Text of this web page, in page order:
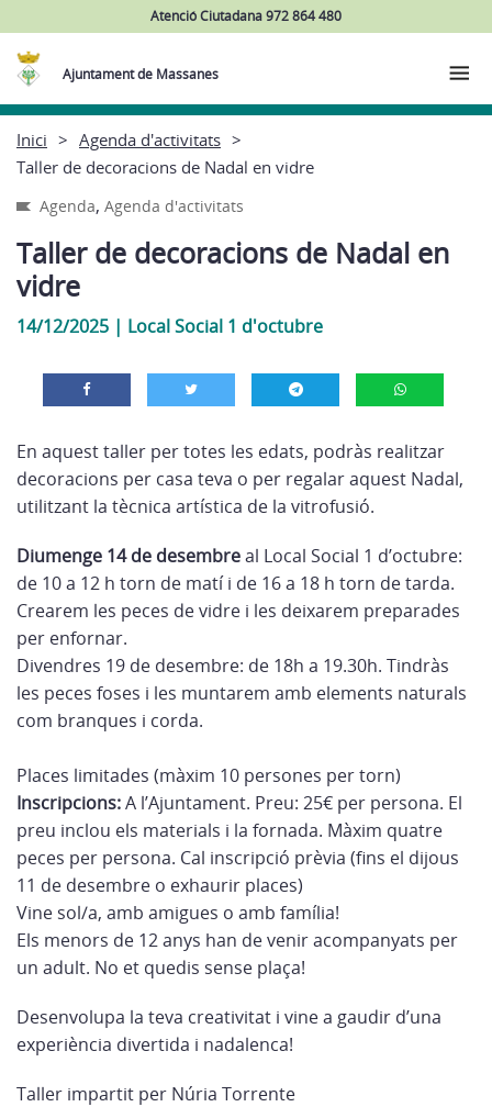
Atenció Ciutadana 972 864 480
Ajuntament de Massanes
Inici
Agenda d'activitats
Taller de decoracions de Nadal en vidre
Agenda, Agenda d'activitats
Taller de decoracions de Nadal en
vidre
14/12/2025 | Local Social 1 d'octubre
En aquest taller per totes les edats, podràs realitzar
decoracions per casa teva o per regalar aquest Nadal,
utilitzant la tècnica artística de la vitrofusió.
Diumenge 14 de desembreal Local Social 1 d’octubre:
de 10 a 12 h torn de matí i de 16 a 18 h torn de tarda.
Crearem les peces de vidre i les deixarem preparades
per enfornar.
Divendres 19 de desembre: de 18h a 19.30h. Tindràs
les peces foses i les muntarem amb elements naturals
com branques i corda.
Places limitades (màxim 10 persones per torn)
Inscripcions:A l’Ajuntament. Preu: 25€ per persona. El
preu inclou els materials i la fornada. Màxim quatre
peces per persona. Cal inscripció prèvia (fins el dijous
11 de desembre o exhaurir places)
Vine sol/a, amb amigues o amb família!
Els menors de 12 anys han de venir acompanyats per
un adult. No et quedis sense plaça!
Desenvolupa la teva creativitat i vine a gaudir d’una
experiència divertida i nadalenca!
Taller impartit per Núria Torrente